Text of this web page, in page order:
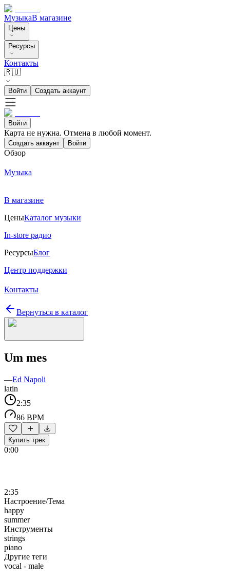
МузыкаВ магазине
Цены
Ресурсы
Контакты
🇷🇺
Войти Создать аккаунт
Войти
Карта не нужна. Отмена в любой момент.
Создать аккаунт Войти
Обзор
Музыка
В магазине
ЦеныКаталог музыки
In-store радио
РесурсыБлог
Центр поддержки
Контакты
Вернуться в каталог
Um mes
—Ed Napoli
latin
2:35
86 BPM
Купить трек
0:00
2:35
Настроение/Тема
happy
summer
Инструменты
strings
piano
Другие теги
vocal - male